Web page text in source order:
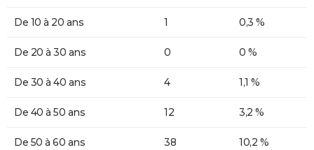
De 10 à 20 ans 1 0,3 %
De 20 à 30 ans 0 0 %
De 30 à 40 ans 4 1,1 %
De 40 à 50 ans 12 3,2 %
De 50 à 60 ans 38 10,2 %